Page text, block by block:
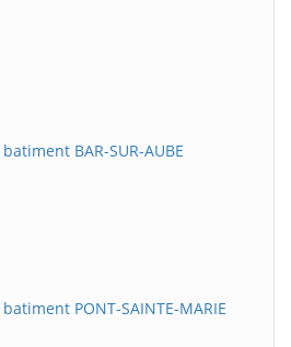
BAR-SUR-AUBE
PONT-SAINTE-MARIE